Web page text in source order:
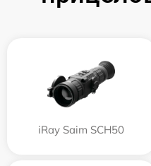
iRay Saim SCH50